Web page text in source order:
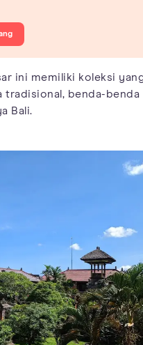
ini memiliki koleksi
tradisional, benda-benda
Bali.